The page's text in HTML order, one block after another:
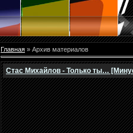
Главная » Архив материалов
Стас Михайлов - Только ты…